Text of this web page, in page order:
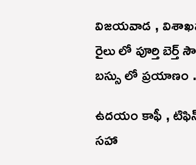
విజయవాడ ,
రైలు లో పూర్తి బెర్త్
బస్సు లో ప్రయాణం .
ఉదయం కాఫీ ,
సహా